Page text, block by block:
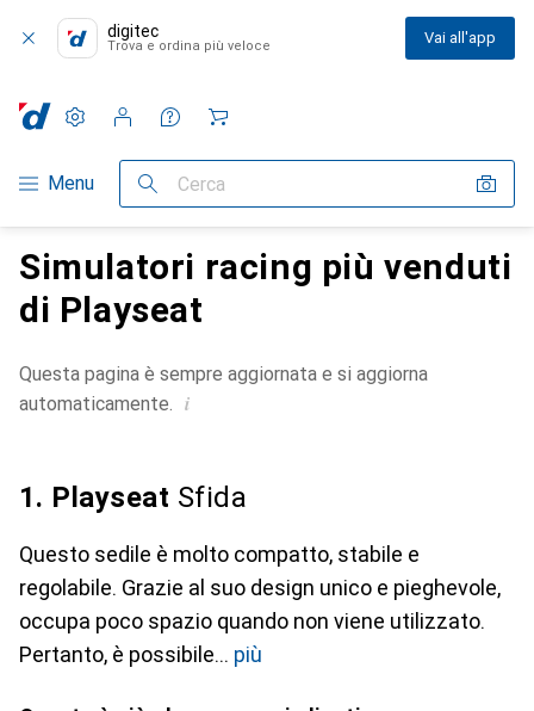
digitec
Trova e ordina più veloce Vai all'app
Categoria Navigazione
Menu Cerca
Impostazioni
Conto cliente
Liste di confronto
Liste dei desideri
Carrello
Simulatori racing più venduti
di Playseat
Questa pagina è sempre aggiornata e si aggiorna
automaticamente. i
1. Playseat Sfida
Questo sedile è molto compatto, stabile e
regolabile. Grazie al suo design unico e pieghevole,
occupa poco spazio quando non viene utilizzato.
Pertanto, è possibile
più